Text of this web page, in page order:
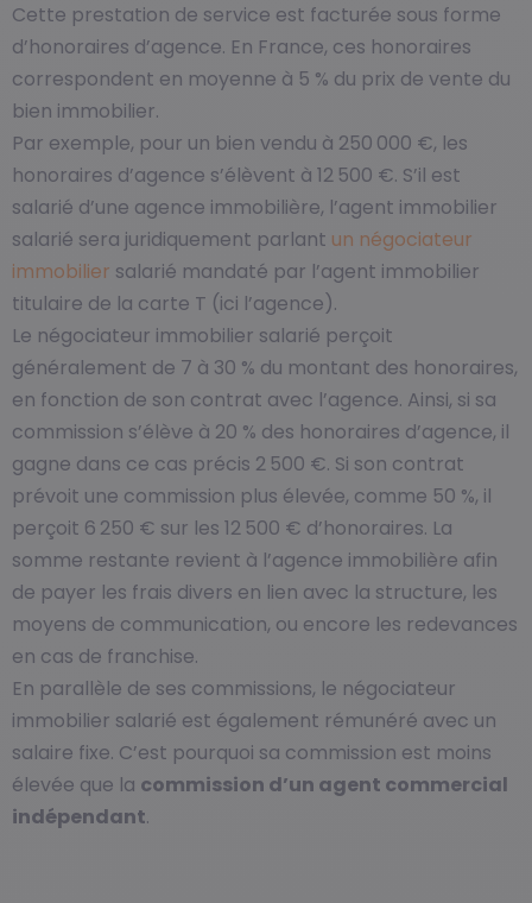
Cette prestation de service est facturée sous forme
d’honoraires d’agence. En France, ces honoraires
correspondent en moyenne à 5 % du prix de vente du
bien immobilier.
Par exemple, pour un bien vendu à 250 000 €, les
honoraires d’agence s’élèvent à 12 500 €. S’il est
salarié d’une agence immobilière, l’agent immobilier
salarié sera juridiquement parlant un négociateur
immobilier salarié mandaté par l’agent immobilier
titulaire de la carte T (ici l’agence).
Le négociateur immobilier salarié perçoit
généralement de 7 à 30 % du montant des honoraires,
en fonction de son contrat avec l’agence. Ainsi, si sa
commission s’élève à 20 % des honoraires d’agence, il
gagne dans ce cas précis 2 500 €. Si son contrat
prévoit une commission plus élevée, comme 50 %, il
perçoit 6 250 € sur les 12 500 € d’honoraires. La
somme restante revient à l’agence immobilière afin
de payer les frais divers en lien avec la structure, les
moyens de communication, ou encore les redevances
en cas de franchise.
En parallèle de ses commissions, le négociateur
immobilier salarié est également rémunéré avec un
salaire fixe. C’est pourquoi sa commission est moins
élevée que la commission d’un agent commercial
indépendant.